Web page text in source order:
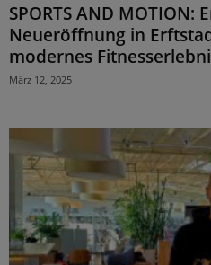
SPORTS AND MOTION:
Neueröffnung in
modernes
März 12, 2025